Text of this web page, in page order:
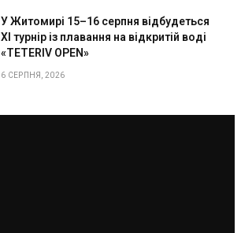
У Житомирі 15–16 серпня відбудеться
XI турнір із плавання на відкритій воді
«TETERIV OPEN»
6 СЕРПНЯ, 2026